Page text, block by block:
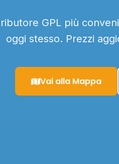
GPL più
oggi stesso. Prezzi
Vai alla Mappa